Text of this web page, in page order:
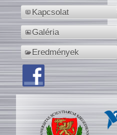
Kapcsolat
Galéria
Eredmények